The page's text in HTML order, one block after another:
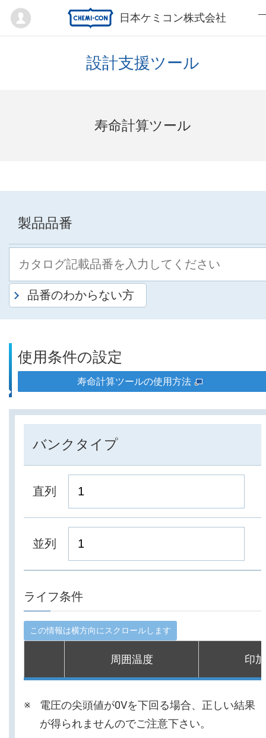
日本ケミコン株式会社
Mypage
設計支援ツール
寿命計算ツール
製品品番
品番のわからない方
使用条件の設定
寿命計算ツールの使用方法
バンクタイプ
直列
並列
ライフ条件
周囲温度 印
電圧の尖頭値が0Vを下回る場合、正しい結果
が得られませんのでご注意下さい。